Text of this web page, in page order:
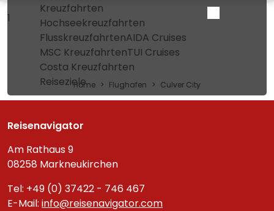
Kreuzfahrten
Hochseekreuzfahrten
FlusskreuzfahrtenAIDA Cruises
MSC KreuzfahrtenTUI Cruises
Costa Kreuzfahrten
Reiseziele
1
Home Flughafen Culver City
Reisenavigator
Am Rathaus 9
08258 Markneukirchen
Tel: +49 (0) 37422 - 746 467
E-Mail: info@reisenavigator.com